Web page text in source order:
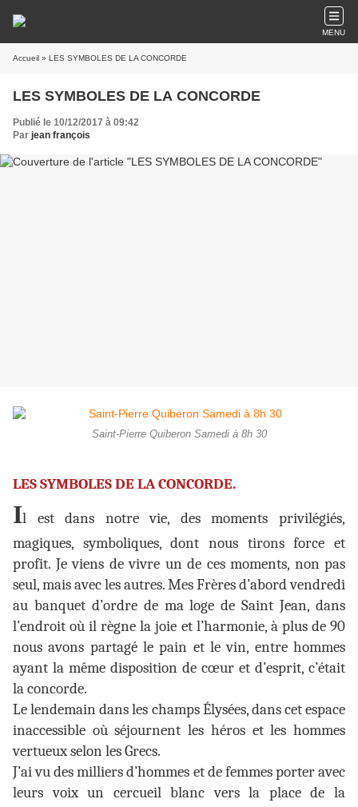
MENU
Accueil » LES SYMBOLES DE LA CONCORDE
LES SYMBOLES DE LA CONCORDE
Publié le 10/12/2017 à 09:42
Par jean françois
Saint-Pierre Quiberon Samedi à 8h 30
LES SYMBOLES DE LA CONCORDE.
Il est dans notre vie, des moments privilégiés,
magiques, symboliques, dont nous tirons force et
profit. Je viens de vivre un de ces moments, non pas
seul, mais avec les autres. Mes Frères d’abord vendredi
au banquet d’ordre de ma loge de Saint Jean, dans
l’endroit où il règne la joie et l’harmonie, à plus de 90
nous avons partagé le pain et le vin, entre hommes
ayant la même disposition de cœur et d’esprit, c’était
la concorde.
Le lendemain dans les champs Élysées, dans cet espace
inaccessible où séjournent les héros et les hommes
vertueux selon les Grecs.
J’ai vu des milliers d’hommes et de femmes porter avec
leurs voix un cercueil blanc vers la place de la